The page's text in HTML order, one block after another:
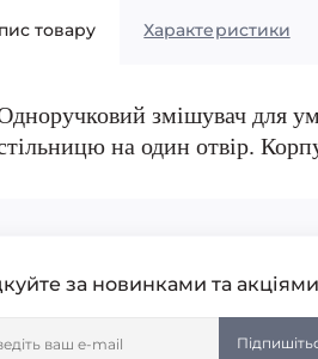
товару Характеристики
змішувач для
на один отвір.
за новинками та